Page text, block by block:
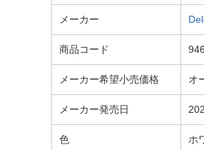
メーカー
商品コード
メーカー希望小売価格 オ
メーカー発売日
色 ホ